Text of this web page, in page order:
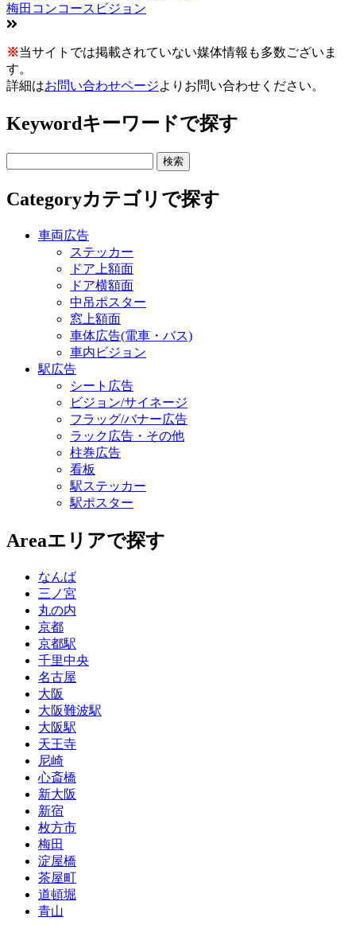
梅田コンコースビジョン
※当サイトでは掲載されていない媒体情報も多数ございま
す。
詳細はお問い合わせページよりお問い合わせください。
Keywordキーワードで探す
Categoryカテゴリで探す
車両広告
ステッカー
ドア上額面
ドア横額面
中吊ポスター
窓上額面
車体広告(電車・バス)
車内ビジョン
駅広告
シート広告
ビジョン/サイネージ
フラッグ/バナー広告
ラック広告・その他
柱巻広告
看板
駅ステッカー
駅ポスター
Areaエリアで探す
なんば
三ノ宮
丸の内
京都
京都駅
千里中央
名古屋
大阪
大阪難波駅
大阪駅
天王寺
尼崎
心斎橋
新大阪
新宿
枚方市
梅田
淀屋橋
茶屋町
道頓堀
青山